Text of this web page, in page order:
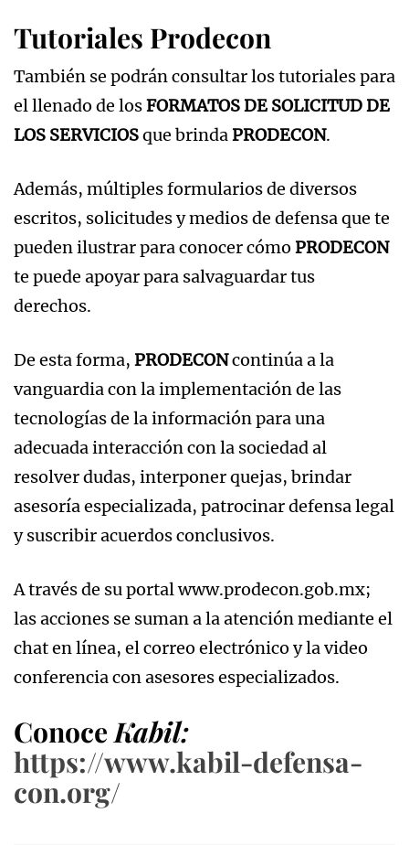
Tutoriales Prodecon
También se podrán consultar los tutoriales para
el llenado de losFORMATOS DE SOLICITUD DE
LOS SERVICIOSque brindaPRODECON.
Además, múltiples formularios de diversos
escritos, solicitudes y medios de defensa que te
pueden ilustrar para conocer cómo PRODECON
te puede apoyar para salvaguardar tus
derechos.
De esta forma, PRODECONcontinúa a la
vanguardia con la implementación de las
tecnologías de la información para una
adecuada interacción con la sociedad al
resolver dudas, interponer quejas, brindar
asesoría especializada, patrocinar defensa legal
y suscribir acuerdos conclusivos.
A través de su portal www.prodecon.gob.mx;
las acciones se suman a la atención mediante el
chat en línea, el correo electrónico y la video
conferencia con asesores especializados.
ConoceKabil:
https://www.kabil-defensa-
con.org/